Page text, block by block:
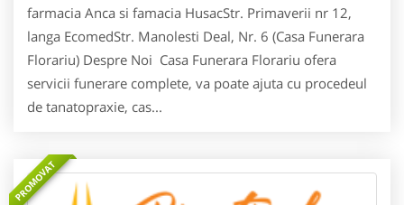
farmacia Anca si famacia HusacStr. Primaverii nr 12,
langa EcomedStr. Manolesti Deal, Nr. 6 (Casa Funerara
Florariu) Despre Noi Casa Funerara Florariu ofera
servicii funerare complete, va poate ajuta cu procedeul
de tanatopraxie, cas...
PROMOVAT